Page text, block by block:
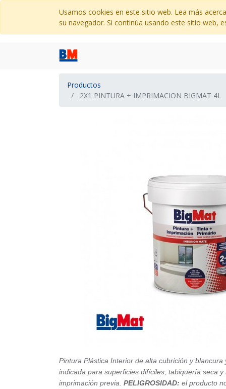
Usamos cookies en este sitio web. Lea más
su navegador. Si continúa usando este sitio web,
Productos
2X1 PINTURA + IMPRIMACION BIGMAT 4L
Pintura Plástica Interior de alta cubrición y
indicada para superficies difíciles, tabiquería seca
imprimación previa. PELIGROSIDAD: el producto